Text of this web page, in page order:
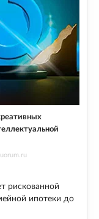
рискованной
ипотеки до